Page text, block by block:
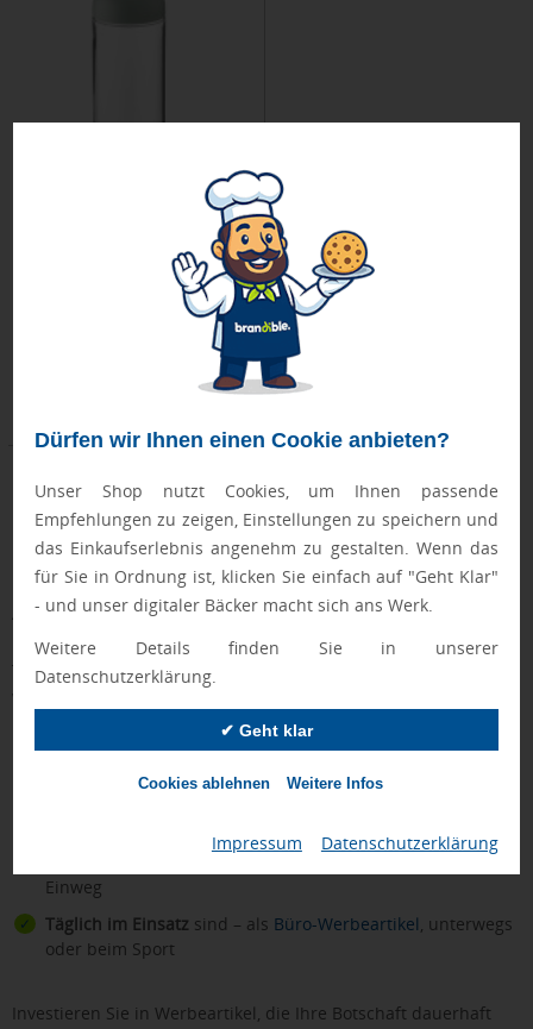
Dürfen wir Ihnen einen Cookie anbieten?
Unser Shop nutzt Cookies, um Ihnen passende
Empfehlungen zu zeigen, Einstellungen zu speichern und
das Einkaufserlebnis angenehm zu gestalten. Wenn das
für Sie in Ordnung ist, klicken Sie einfach auf "Geht Klar"
- und unser digitaler Bäcker macht sich ans Werk.
Weitere Details finden Sie in unserer
Datenschutzerklärung.
✔ Geht klar
Cookies ablehnen Weitere Infos
Impressum Datenschutzerklärung
Mepal Vita 700 ml Wasserflasche
Darum sollten Sie Produkte von Mepal personalisieren
lassen
Die Marke Mepal steht für hochwertige, langlebige
Alltagsprodukte, die täglich genutzt werden – ideal für eine
nachhaltige Markenpräsenz. Mit Ihrem Logo veredelt, werden
Trinkflaschen, Lunchboxen und Thermobecher zu praktischen
garantieren – durch robuste
Einweg
Täglich im Einsatz sind – als Büro-Werbeartikel, unterwegs
oder beim Sport
Investieren Sie in Werbeartikel, die Ihre Botschaft dauerhaft